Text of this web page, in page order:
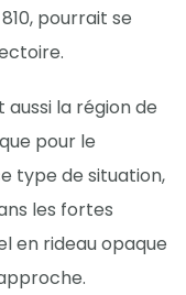
pourrait se
la région de
pour le
type de situation,
les fortes
en rideau opaque